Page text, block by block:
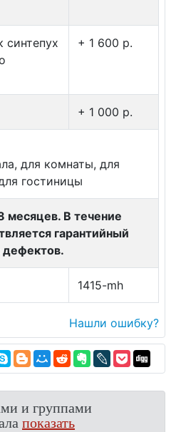
синтепух
+ 1 600 p.
+ 1 000 p.
для комнаты, для
гостиницы
месяцев. В течение
гарантийный
1415-mh
Нашли ошибку?
и группами
показать